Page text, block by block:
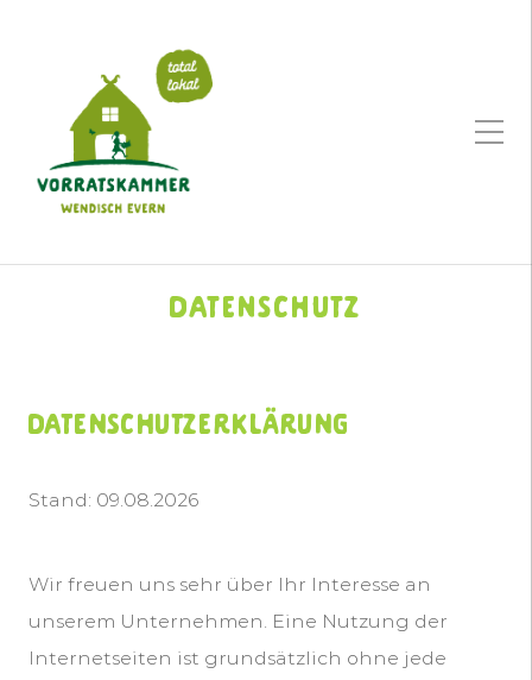
Datenschutz
Datenschutzerklärung
Stand: 09.08.2026
Wir freuen uns sehr über Ihr Interesse an
unserem Unternehmen. Eine Nutzung der
Internetseiten ist grundsätzlich ohne jede